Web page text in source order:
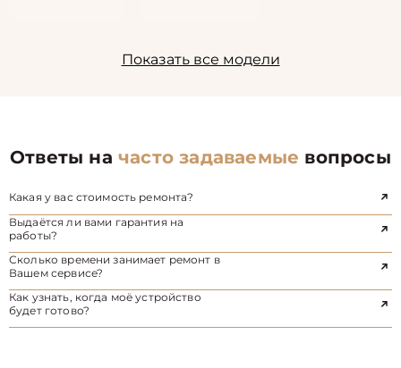
Показать все модели
Ответы начасто задаваемые вопросы
Какая у вас стоимость ремонта?
Выдаётся ли вами гарантия на
работы?
Сколько времени занимает ремонт в
Вашем сервисе?
Как узнать, когда моё устройство
будет готово?